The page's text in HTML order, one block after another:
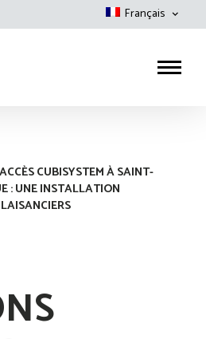
Français
CUBISYSTEM À SAINT-
: UNE INSTALLATION